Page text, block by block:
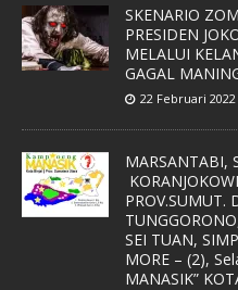
SKENARIO
PRESIDEN
MELALUI
GAGAL
22 Februari 2022
MARSANTABI,
PROV.SUMUT.
SEI TUAN,
MORE – (2),
MANASIK”